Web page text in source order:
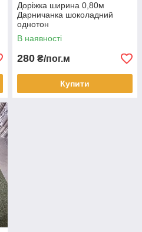
Доріжка ширина 0,80м
Дарничанка шоколадний
однотон
В наявності
280 ₴/пог.м
Купити